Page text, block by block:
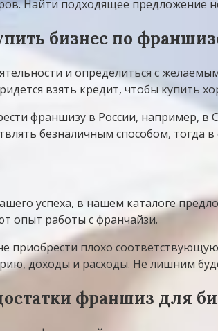
Найти подходящее предложение
бизнес по
и определиться с
взять кредит, чтобы купить
франшизу в России, например, в
безналичным способом, тогда
успеха, в нашем каталоге
опыт работы с франчайзи.
приобрести плохо
доходы и расходы. Не лишним
франшиз для